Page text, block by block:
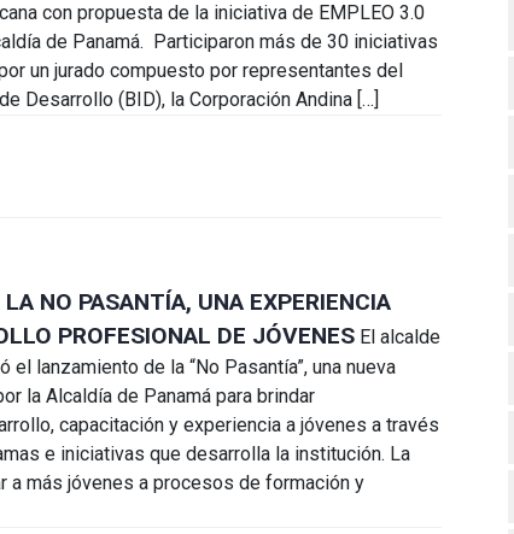
con propuesta de la iniciativa de EMPLEO 3.0
de Panamá. Participaron más de 30 iniciativas
un jurado compuesto por representantes del
Desarrollo (BID), la Corporación Andina […]
NO PASANTÍA, UNA EXPERIENCIA
PROFESIONAL DE JÓVENES El alcalde
el lanzamiento de la “No Pasantía”, una nueva
la Alcaldía de Panamá para brindar
capacitación y experiencia a jóvenes a través
e iniciativas que desarrolla la institución. La
a más jóvenes a procesos de formación y